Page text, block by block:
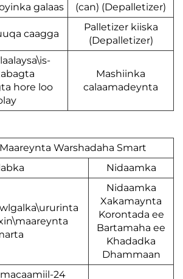
(can)
galaas
Palletizer
caagga
Mashiinka
dhalaalaysa\is-
hore loo
daboolay
Maareynta Warshadaha Smart
Qalabka
hawlgalka\ururinta
tamarta
adeeg macaamiil